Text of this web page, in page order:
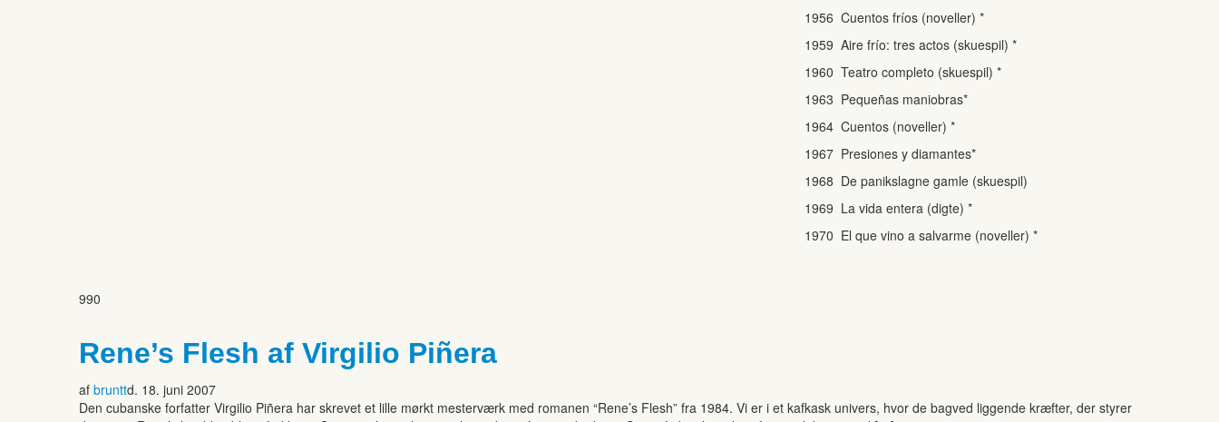
1956 Cuentos fríos (noveller) *
1959 Aire frío: tres actos (skuespil) *
1960 Teatro completo (skuespil) *
1963 Pequeñas maniobras*
1964 Cuentos (noveller) *
1967 Presiones y diamantes*
1968 De panikslagne gamle (skuespil)
1969 La vida entera (digte) *
1970 El que vino a salvarme (noveller) *
990
Rene’s Flesh af Virgilio Piñera
af brunttd. 18. juni 2007
Den cubanske forfatter Virgilio Piñera har skrevet et lille mørkt mesterværk med romanen “Rene’s Flesh” fra 1984. Vi er i et kafkask univers, hvor de bagved liggende kræfter, der styrer